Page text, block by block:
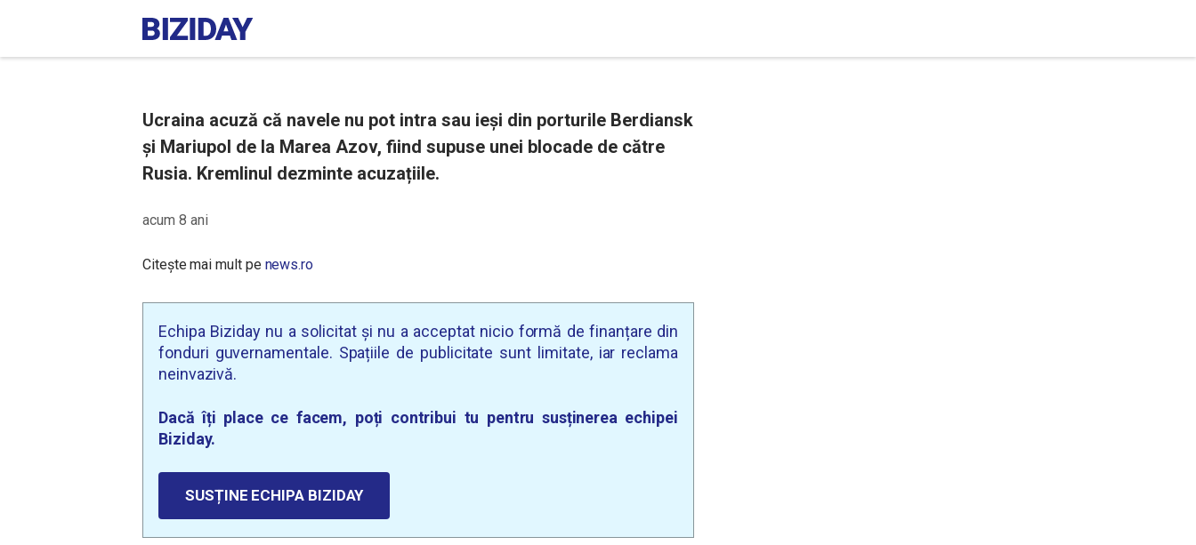
Ucraina acuză că navele nu pot intra sau ieși din porturile Berdiansk
şi Mariupol de la Marea Azov, fiind supuse unei blocade de către
Rusia. Kremlinul dezminte acuzațiile.
acum 8 ani
Citește mai mult pe news.ro
Echipa Biziday nu a solicitat și nu a acceptat nicio formă de finanțare din
fonduri guvernamentale. Spațiile de publicitate sunt limitate, iar reclama
neinvazivă.
Dacă îți place ce facem, poți contribui tu pentru susținerea echipei
Biziday.
SUSȚINE ECHIPA BIZIDAY